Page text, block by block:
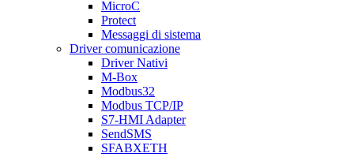
MicroC
Protect
Messaggi di sistema
Driver comunicazione
Driver Nativi
M-Box
Modbus32
Modbus TCP/IP
S7-HMI Adapter
SendSMS
SFABXETH